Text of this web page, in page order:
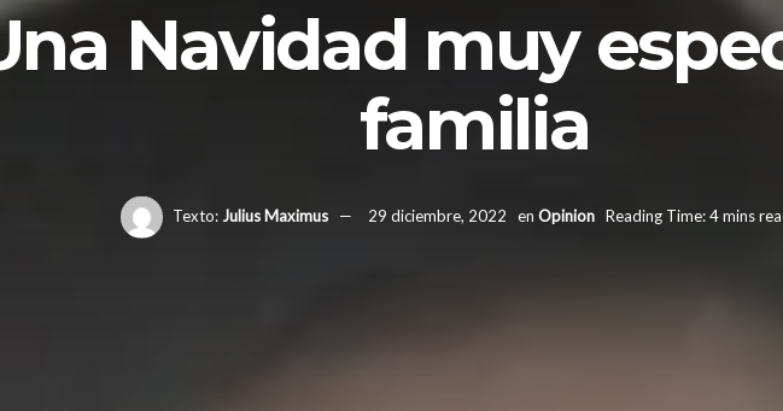
Navidad muy
familia
Texto: Julius Maximus 29 diciembre, 2022 en Opinion Reading Time: 4 mins